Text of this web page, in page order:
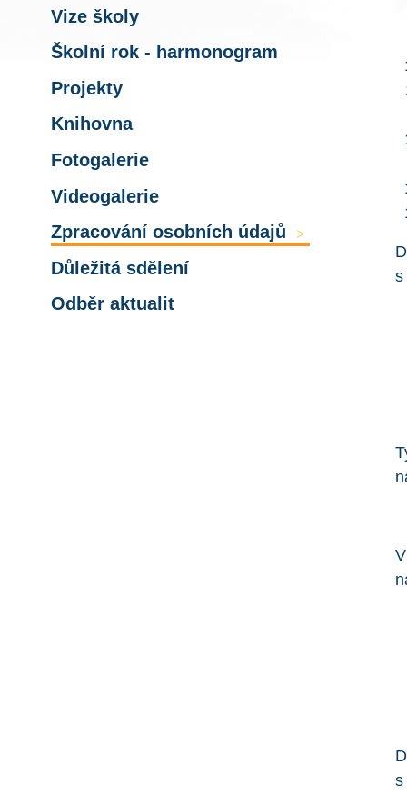
Vize školy
Školní rok - harmonogram
Projekty
Knihovna
Fotogalerie
Videogalerie
Zpracování osobních údajů
>
Důležitá sdělení
Odběr aktualit
s
s